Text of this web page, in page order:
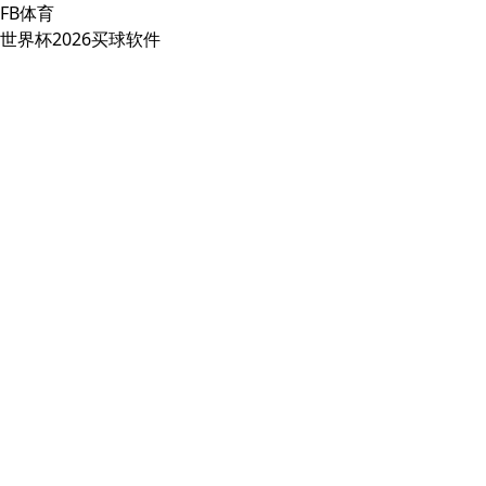
FB体育
世界杯2026买球软件